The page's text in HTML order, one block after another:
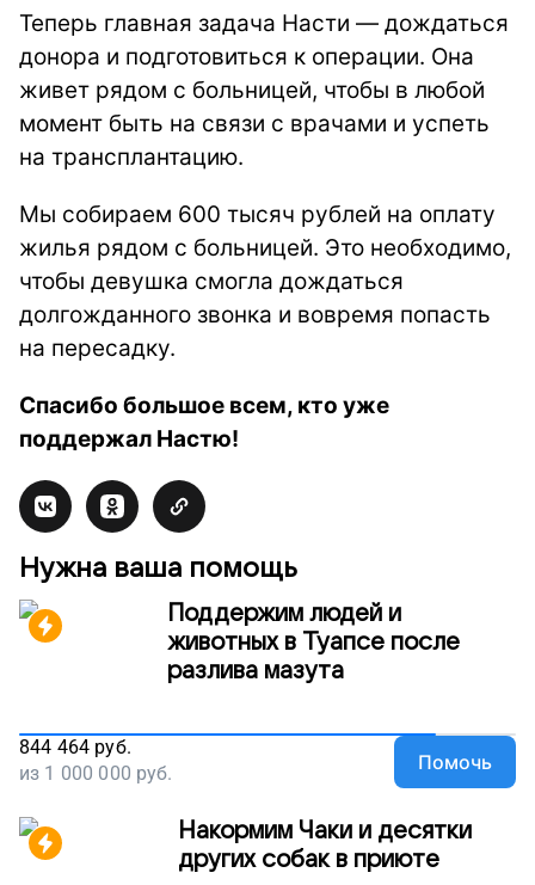
Теперь главная задача Насти — дождаться
донора и подготовиться к операции. Она
живет рядом с больницей, чтобы в любой
момент быть на связи с врачами и успеть
на трансплантацию.
Мы собираем 600 тысяч рублей на оплату
жилья рядом с больницей. Это необходимо,
чтобы девушка смогла дождаться
долгожданного звонка и вовремя попасть
на пересадку.
Спасибо большое всем, кто уже
поддержал Настю!
Нужна ваша помощь
Поддержим людей и
животных в Туапсе после
разлива мазута
844 464 руб.
из 1 000 000 руб. Помочь
Накормим Чаки и десятки
других собак в приюте